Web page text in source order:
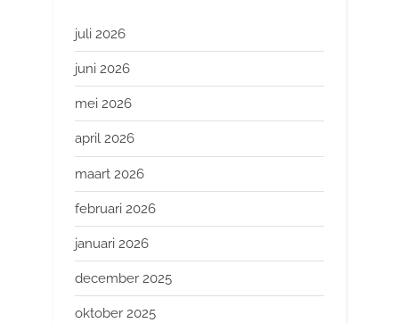
juli 2026
juni 2026
mei 2026
april 2026
maart 2026
februari 2026
januari 2026
december 2025
oktober 2025